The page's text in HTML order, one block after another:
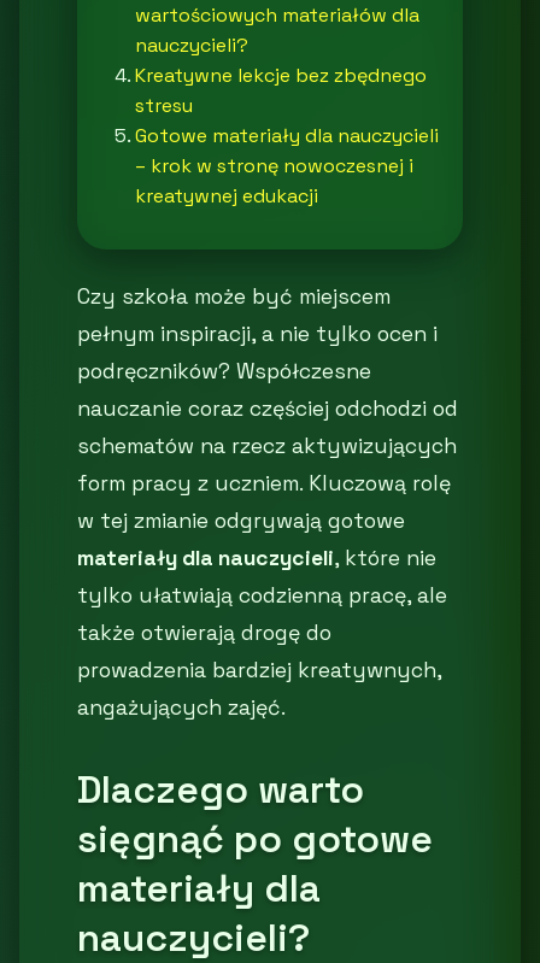
wartościowych materiałów dla
nauczycieli?
Kreatywne lekcje bez zbędnego
stresu
Gotowe materiały dla nauczycieli
– krok w stronę nowoczesnej i
kreatywnej edukacji
Czy szkoła może być miejscem
pełnym inspiracji, a nie tylko ocen i
podręczników? Współczesne
nauczanie coraz częściej odchodzi od
schematów na rzecz aktywizujących
form pracy z uczniem. Kluczową rolę
w tej zmianie odgrywają gotowe
materiały dla nauczycieli, które nie
tylko ułatwiają codzienną pracę, ale
także otwierają drogę do
prowadzenia bardziej kreatywnych,
angażujących zajęć.
Dlaczego warto
sięgnąć po gotowe
materiały dla
nauczycieli?